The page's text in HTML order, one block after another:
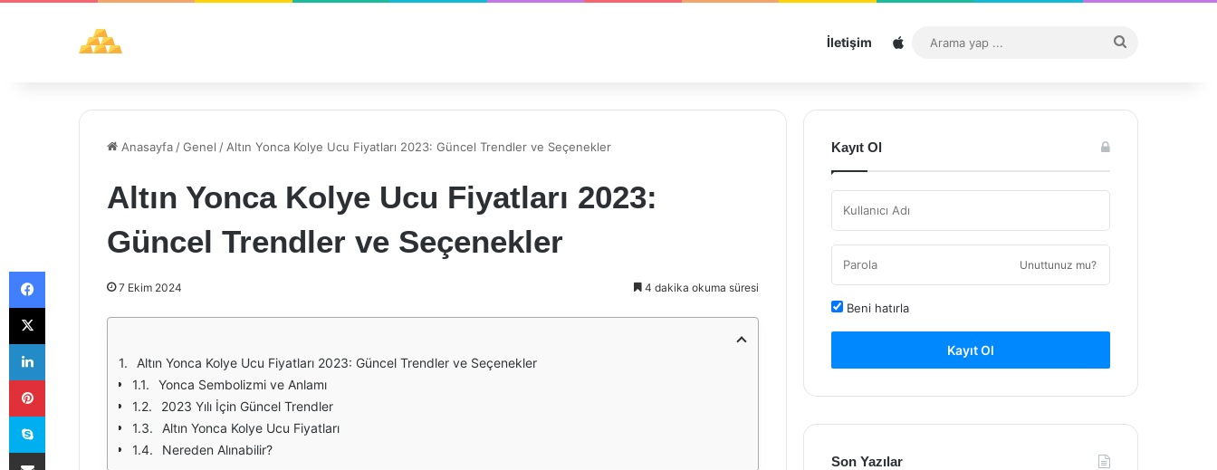
İletişim Sitemap
...
Anasayfa /Genel / Altın Yonca Kolye Ucu Fiyatları 2023: Güncel Trendler ve Seçenekler
Altın Yonca Kolye Ucu Fiyatları 2023:
Güncel Trendler ve Seçenekler
7 Ekim 2024 4 dakika okuma süresi
Altın Yonca Kolye Ucu Fiyatları 2023: Güncel Trendler ve Seçenekler
Yonca Sembolizmi ve Anlamı
2023 Yılı İçin Güncel Trendler
Altın Yonca Kolye Ucu Fiyatları
Nereden Alınabilir?
Kayıt Ol
Unuttunuz mu?
Beni hatırla
Kayıt Ol
Son Yazılar
Facebook
X
LinkedIn
Pinterest
Skype
E-Posta ile paylaş